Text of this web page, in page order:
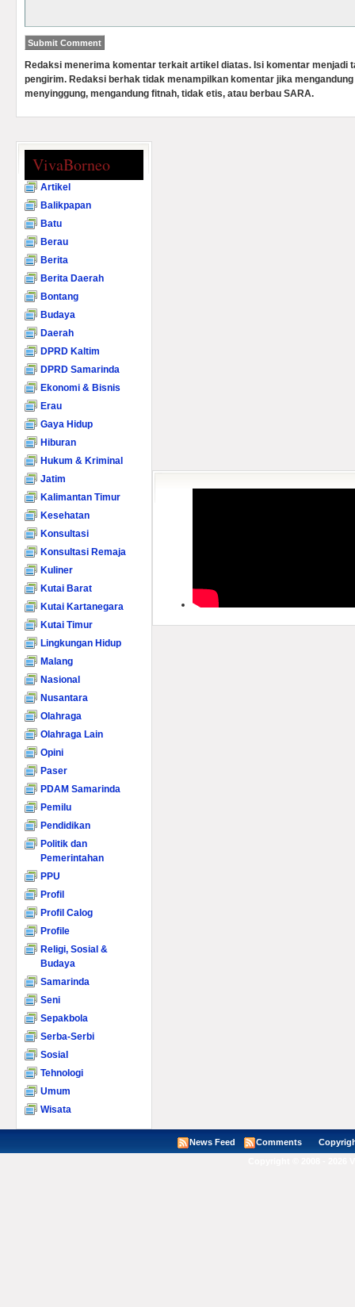
Redaksi menerima komentar terkait artikel diatas. Isi komentar menjadi
pengirim. Redaksi berhak tidak menampilkan komentar jika
menyinggung, mengandung fitnah, tidak etis, atau berbau SARA.
VivaBorneo
Artikel
Balikpapan
Batu
Berau
Berita
Berita Daerah
Bontang
Budaya
Daerah
DPRD Kaltim
DPRD Samarinda
Ekonomi & Bisnis
Erau
Gaya Hidup
Hiburan
Hukum & Kriminal
Jatim
Kalimantan Timur
Kesehatan
Konsultasi
Konsultasi Remaja
Kuliner
Kutai Barat
Kutai Kartanegara
Kutai Timur
Lingkungan Hidup
Malang
Nasional
Nusantara
Olahraga
Olahraga Lain
Opini
Paser
PDAM Samarinda
Pemilu
Pendidikan
Politik dan
Pemerintahan
PPU
Profil
Profil Calog
Profile
Religi, Sosial &
Budaya
Samarinda
Seni
Sepakbola
Serba-Serbi
Sosial
Tehnologi
Umum
Wisata
News Feed Comments Copyright